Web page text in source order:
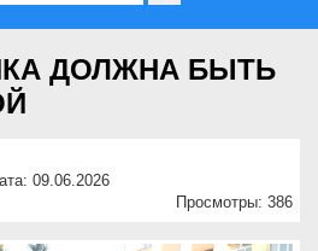
ДОЛЖНА БЫТЬ
09.06.2026
Просмотры: 386